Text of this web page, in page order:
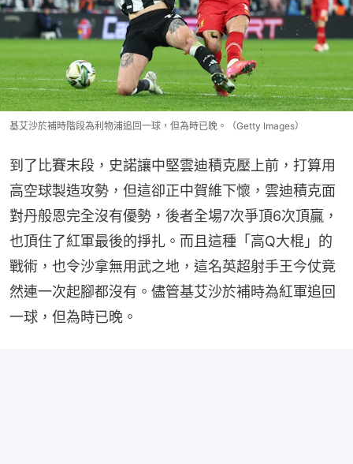
基艾沙於補時階段為利物浦追回一球，但為時已晚。（Getty Images）
到了比賽末段，史諾讓中堅雲迪積克壓上前，打算用
高空球製造攻勢，但這卻正中賀維下懷，雲迪積克面
對丹般恩完全沒有優勢，後者全場7次爭頂6次頂贏，
也頂住了紅軍最後的掙扎。而且這種「高Q大棍」的
戰術，也令沙拿無用武之地，這名英超射手王今仗竟
然連一次起腳都沒有。儘管基艾沙於補時為紅軍追回
一球，但為時已晚。